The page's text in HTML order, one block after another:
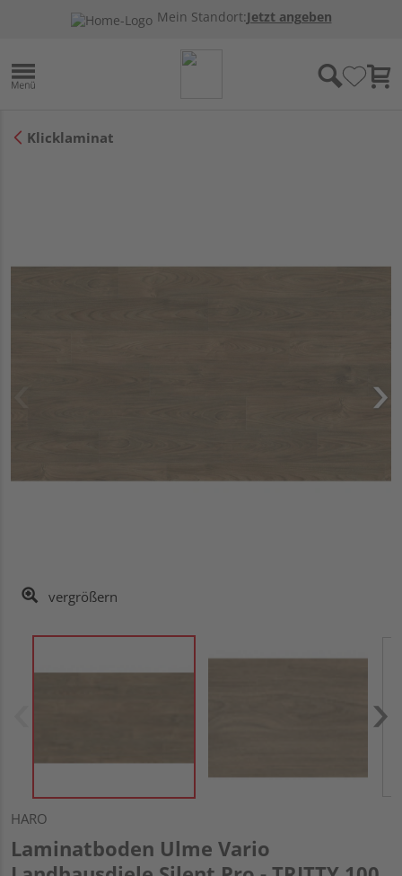
Mein Standort:Jetzt angeben
Klicklaminat
vergrößern
HARO
Laminatboden Ulme Vario